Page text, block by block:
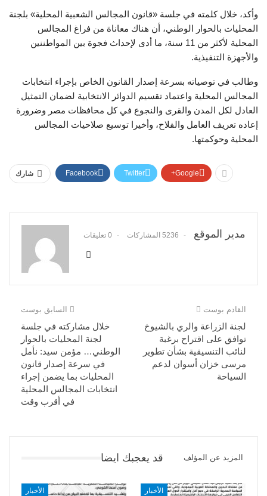
وأكد، خلال كلمته في جلسة «قانون المجالس الشعبية المحلية» بلجنة
المحليات بالحوار الوطني، أن هناك معاناة من فراغ المجالس
المحلية لأكثر من 11 سنة، ما أدى لإحداث فجوة بين المواطننين
والأجهزة التنفيذية.
وطالب في توصياته بسرعة إصدار القانون الخاص بإجراء انتخابات
المجالس المحلية واعتماد تقسيم الدوائر الانتخابية لضمان التمثيل
العادل لكل المدن والقرى والنجوع في كل محافظات مصر وضرورة
إعاده تعريف العامل والفلاح، وأخيرا توسيع صلاحيات المجالس
المحلية وحوكمتها.
شارك Facebook Twitter Google+
مدير الموقع 5236 المشاركات 0 تعليقات
السابق بوست
خلال مشاركته في جلسة
لجنة المحليات بالحوار
الوطني… مؤمن سيد: نأمل
في سرعة إصدار قانون
المحليات بما يضمن إجراء
انتخابات المجالس المحلية
في أقرب وقت
القادم بوست
لجنة الزراعة والري بالشيوخ
توافق على اقتراح برغبة
لنائب التنسيقية بشأن تطوير
مرسى خزان أسوان لدعم
السياحة
قد يعجبك ايضا المزيد عن المؤلف
الأخبار الأخبار